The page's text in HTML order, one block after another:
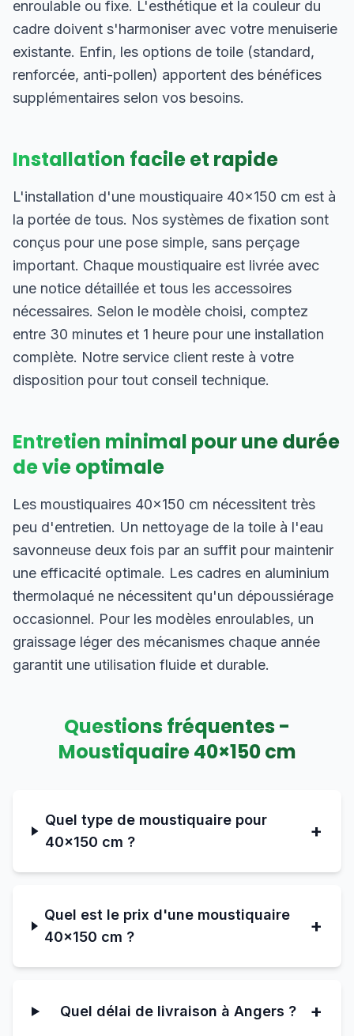
enroulable ou fixe. L'esthétique et la couleur du
cadre doivent s'harmoniser avec votre menuiserie
existante. Enfin, les options de toile (standard,
renforcée, anti-pollen) apportent des bénéfices
supplémentaires selon vos besoins.
Installation facile et rapide
L'installation d'une moustiquaire 40×150 cm est à
la portée de tous. Nos systèmes de fixation sont
conçus pour une pose simple, sans perçage
important. Chaque moustiquaire est livrée avec
une notice détaillée et tous les accessoires
nécessaires. Selon le modèle choisi, comptez
entre 30 minutes et 1 heure pour une installation
complète. Notre service client reste à votre
disposition pour tout conseil technique.
Entretien minimal pour une durée
de vie optimale
Les moustiquaires 40×150 cm nécessitent très
peu d'entretien. Un nettoyage de la toile à l'eau
savonneuse deux fois par an suffit pour maintenir
une efficacité optimale. Les cadres en aluminium
thermolaqué ne nécessitent qu'un dépoussiérage
occasionnel. Pour les modèles enroulables, un
graissage léger des mécanismes chaque année
garantit une utilisation fluide et durable.
Questions fréquentes -
Moustiquaire40×150cm
Quel type de moustiquaire pour
40×150 cm ?
+
Quel est le prix d'une moustiquaire
40×150 cm ?
+
Quel délai de livraison à Angers ? +